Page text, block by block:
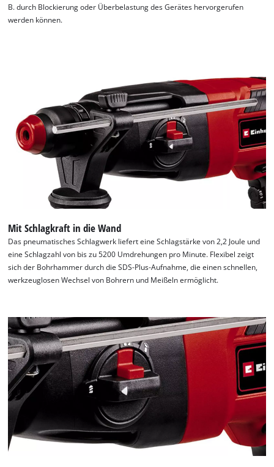
B. durch Blockierung oder Überbelastung des Gerätes hervorgerufen
werden können.
Mit Schlagkraft in die Wand
Das pneumatisches Schlagwerk liefert eine Schlagstärke von 2,2 Joule und
eine Schlagzahl von bis zu 5200 Umdrehungen pro Minute. Flexibel zeigt
sich der Bohrhammer durch die SDS-Plus-Aufnahme, die einen schnellen,
werkzeuglosen Wechsel von Bohrern und Meißeln ermöglicht.